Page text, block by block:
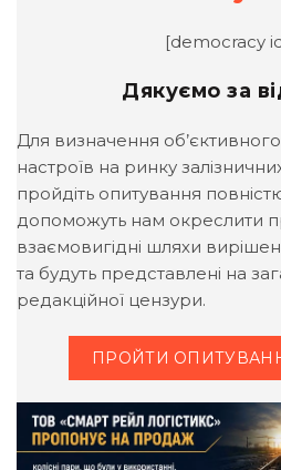
[democracy
Дякуємо за
Для визначення об’єктивного
настроїв на ринку
пройдіть опитування
допоможуть нам окреслити
взаємовигідні шляхи
та будуть представлені на
редакційної цензури.
ПРОЙТИ